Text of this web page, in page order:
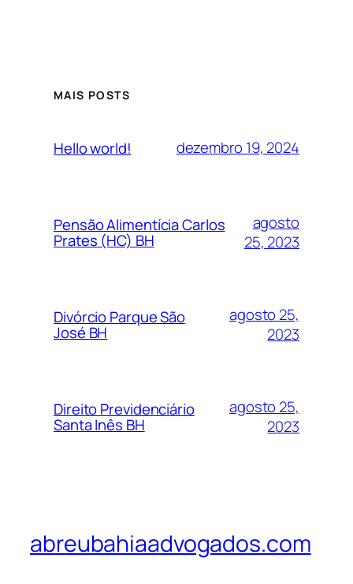
MAIS POSTS
Hello world! dezembro 19, 2024
Pensão Alimentícia Carlos
Prates (HC) BH
agosto
25, 2023
Divórcio Parque São
José BH
agosto 25,
2023
Direito Previdenciário
Santa Inês BH
agosto 25,
2023
abreubahiaadvogados.com